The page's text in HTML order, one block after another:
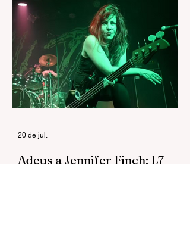
seu".
Adeus a Jennifer Finch: L7
20 de jul.